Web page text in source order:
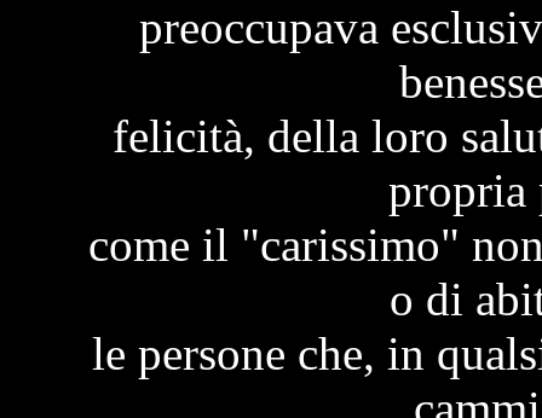
preoccupava
felicità, della loro
propria
come il "carissimo"
o di
le persone che, in